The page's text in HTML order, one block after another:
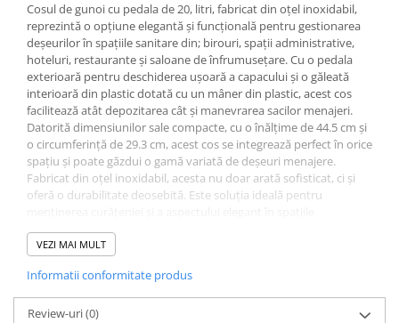
Cosul de gunoi cu pedala de 20, litri, fabricat din oțel inoxidabil,
reprezintă o opțiune elegantă și funcțională pentru gestionarea
deșeurilor în spațiile sanitare din; birouri, spații administrative,
hoteluri, restaurante și saloane de înfrumusețare. Cu o pedala
exterioară pentru deschiderea ușoară a capacului și o găleată
interioară din plastic dotată cu un mâner din plastic, acest cos
facilitează atât depozitarea cât și manevrarea sacilor menajeri.
Datorită dimensiunilor sale compacte, cu o înălțime de 44.5 cm și
o circumferință de 29.3 cm, acest cos se integrează perfect în orice
spațiu și poate găzdui o gamă variată de deșeuri menajere.
Fabricat din oțel inoxidabil, acesta nu doar arată sofisticat, ci și
oferă o durabilitate deosebită. Este soluția ideală pentru
menționate.
VEZI MAI MULT
Informatii conformitate produs
Review-uri(0)